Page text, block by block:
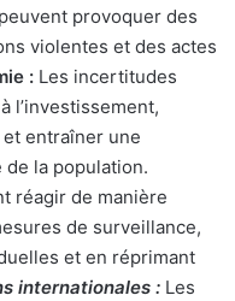
provoquer des
violentes et des actes
: Les incertitudes
l’investissement,
entraîner une
la population.
réagir de manière
de surveillance,
et en réprimant
internationales : Les